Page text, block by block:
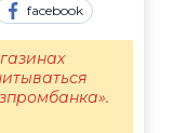
facebook